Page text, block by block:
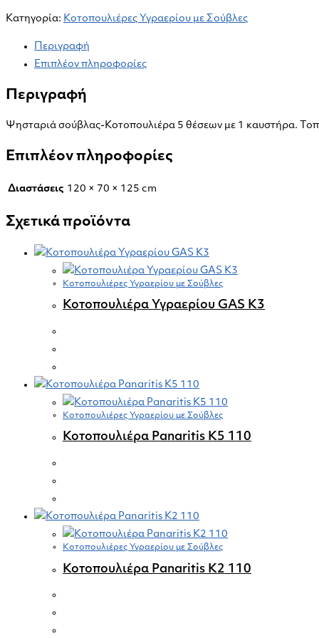
Κατηγορία: Κοτοπουλιέρες Υγραερίου με Σούβλες
Περιγραφή
Επιπλέον πληροφορίες
Περιγραφή
Ψησταριά σούβλας-Κοτοπουλιέρα 5 θέσεων με 1 καυστήρα.
Επιπλέον πληροφορίες
Διαστάσεις 120 × 70 × 125 cm
Σχετικά προϊόντα
Κοτοπουλιέρες Υγραερίου με Σούβλες
Κοτοπουλιέρα Υγραερίου GAS K3
Κοτοπουλιέρες Υγραερίου με Σούβλες
Κοτοπουλιέρα Panaritis K5 110
Κοτοπουλιέρες Υγραερίου με Σούβλες
Κοτοπουλιέρα Panaritis K2 110